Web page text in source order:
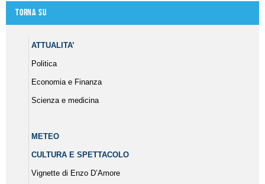
Torna su
ATTUALITA’
Politica
Economia e Finanza
Scienza e medicina
METEO
CULTURA E SPETTACOLO
Vignette di Enzo D’Amore